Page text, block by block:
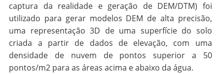
captura da realidade e geração de DEM/DTM) foi
utilizado para gerar modelos DEM de alta precisão,
uma representação 3D de uma superfície do solo
criada a partir de dados de elevação, com uma
densidade de nuvem de pontos superior a 50
pontos/m2 para as áreas acima e abaixo da água.